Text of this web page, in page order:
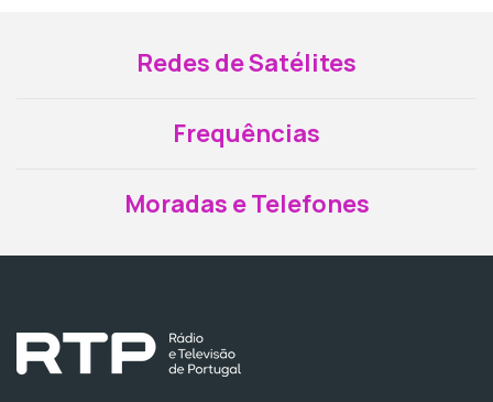
Redes de Satélites
Frequências
Moradas e Telefones